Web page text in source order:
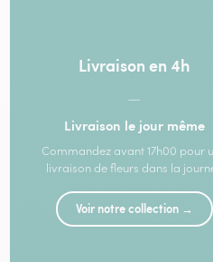
Livraison en 4h
—
Livraison le jour même
Commandez avant 17h00 pour
livraison de fleurs dans la
Voir notre collection →